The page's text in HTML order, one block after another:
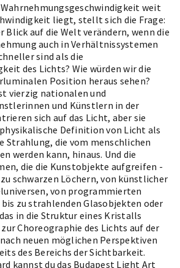
weit
liegt, stellt sich die Frage:
Blick auf die Welt verändern, wenn die
auch in Verhältnissystemen
sind als die
des Lichts? Wie würden wir die
Position heraus sehen?
vierzig nationalen und
und Künstlern in der
sich auf das Licht, aber sie
Definition von Licht als
Strahlung, die vom menschlichen
werden kann, hinaus. Und die
die die Kunstobjekte aufgreifen -
schwarzen Löchern, von künstlicher
von programmierten
zu strahlenden Glasobjekten oder
in die Struktur eines Kristalls
Choreographie des Lichts auf der
neuen möglichen Perspektiven
des Bereichs der Sichtbarkeit.
kannst du das Budapest Light Art